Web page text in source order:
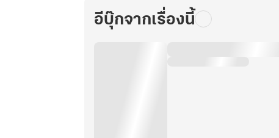
เล่ม
อีบุ๊กจากเรื่องนี้